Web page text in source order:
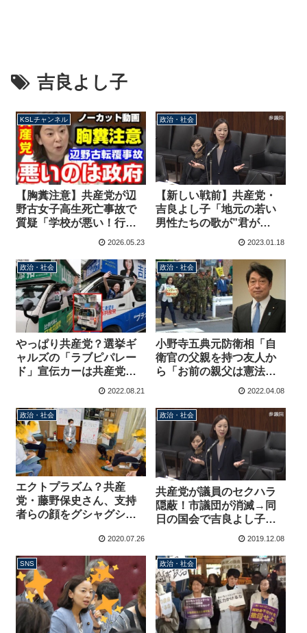
吉良よし子
KSLチャンネル
【胸糞注意】共産党が辺
野古女子高生死亡事故で
質疑「学校が悪い！行政
が悪い！政府は介入する
か偉そうに大臣を詰める
【KSLチャンネル】
2026.05.23
政治・社会
【新しい戦前】共産党・
吉良よし子「地元の若い
男性たちの歌が”君が
代”で耳を疑いました。正
らい浸透してしまったの
か？」
2023.01.18
政治・社会
やっぱり共産党？選挙ギ
ャルズの「ラブピパレー
ド」宣伝カーは共産党都
委員会が募金で購入した
拓が選挙で使用
2022.08.21
政治・社会
小野寺五典元防衛相「自
衛官の父親を持つ友人か
ら「お前の親父は憲法違
反組織にいる」と共産党
を聞きました」
2022.04.08
政治・社会
エクトプラズム？共産
党・藤野保史さん、支持
者らの顔をグシャグシャ
2020.07.26
政治・社会
共産党が議員のセクハラ
隠蔽！市議団が消滅→同
日の国会で吉良よし子
「萩生田大臣！就活セク
2019.12.08
SNS 政治・社会